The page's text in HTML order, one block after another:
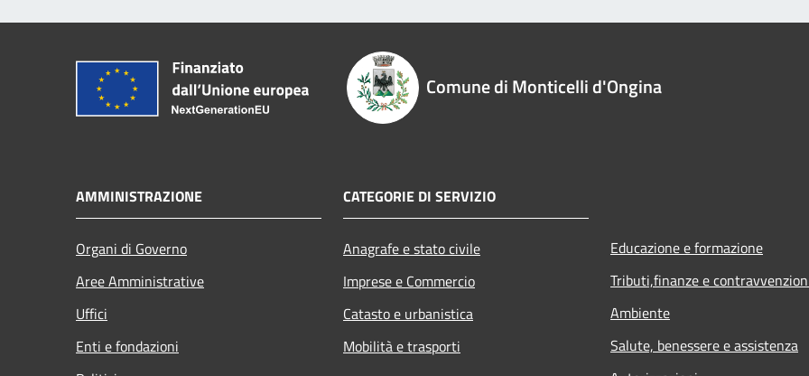
Comune di Monticelli d'Ongina
AMMINISTRAZIONE
Organi di Governo
Aree Amministrative
Uffici
Enti e fondazioni
CATEGORIE DI SERVIZIO
Anagrafe e stato civile
Imprese e Commercio
Catasto e urbanistica
Mobilità e trasporti
Educazione e formazione
Tributi,finanze e
Ambiente
Salute, benessere e assistenza